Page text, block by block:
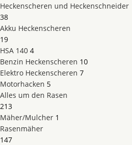
Heckenscheren und Heckenschneider
38
Akku Heckenscheren
19
HSA 140 4
Benzin Heckenscheren 10
Elektro Heckenscheren 7
Motorhacken 5
Alles um den Rasen
213
Mäher/Mulcher 1
Rasenmäher
147